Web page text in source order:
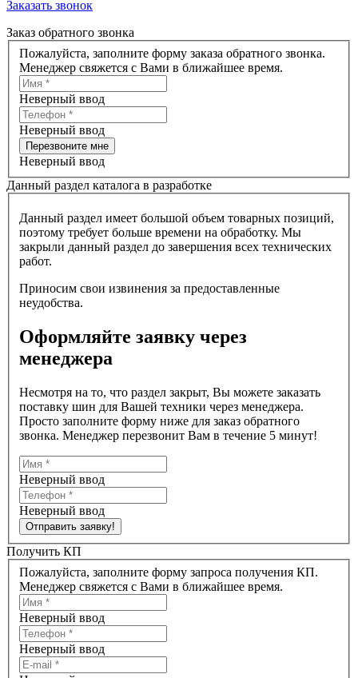
Заказать звонок
Заказ обратного звонка
Пожалуйста, заполните форму заказа обратного звонка.
Менеджер свяжется с Вами в ближайшее время.
Неверный ввод
Неверный ввод
Перезвоните мне
Неверный ввод
Данный раздел каталога в разработке
Данный раздел имеет большой объем товарных позиций,
поэтому требует больше времени на обработку. Мы
закрыли данный раздел до завершения всех технических
работ.
Приносим свои извинения за предоставленные
неудобства.
Оформляйте заявку через
менеджера
Несмотря на то, что раздел закрыт, Вы можете заказать
поставку шин для Вашей техники через менеджера.
Просто заполните форму ниже для заказ обратного
звонка. Менеджер перезвонит Вам в течение 5 минут!
Неверный ввод
Неверный ввод
Отправить заявку!
Получить КП
Пожалуйста, заполните форму запроса получения КП.
Менеджер свяжется с Вами в ближайшее время.
Неверный ввод
Неверный ввод